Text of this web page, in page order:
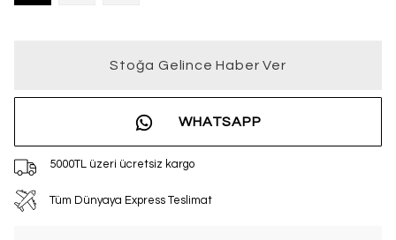
Stoğa Gelince Haber Ver
WHATSAPP
5000TL üzeri ücretsiz kargo
Tüm Dünyaya Express Teslimat